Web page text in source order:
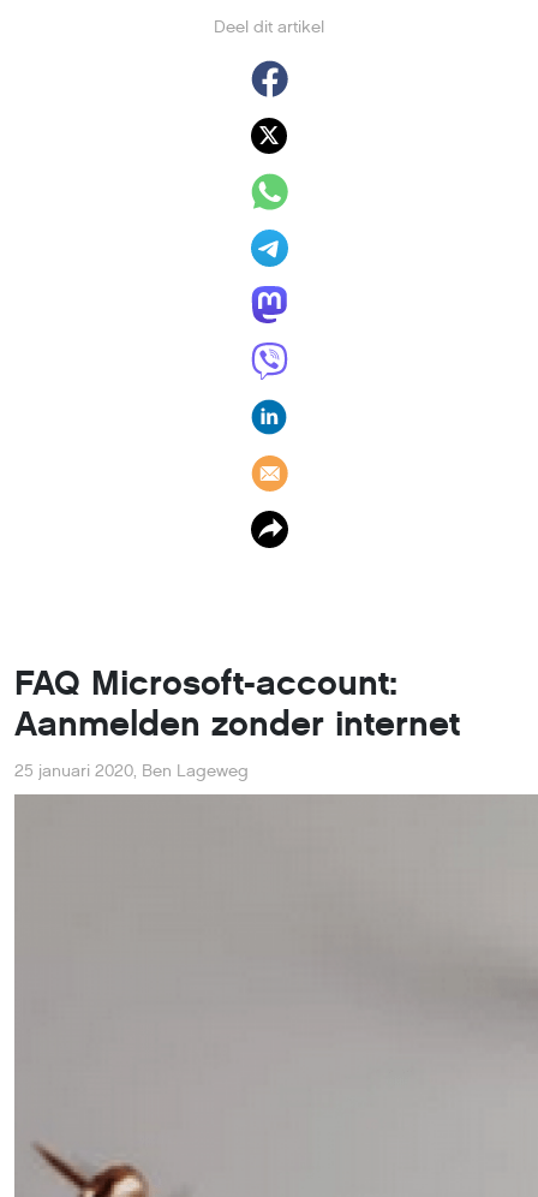
Deel dit artikel
FAQ Microsoft-account:
Aanmelden zonder internet
25 januari 2020, Ben Lageweg